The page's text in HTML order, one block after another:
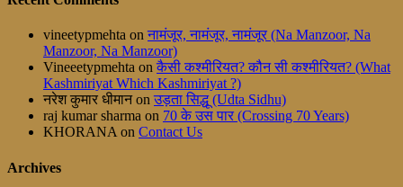
vineetypmehta on नामंजूर, नामंजूर, नामंजूर (Na Manzoor, Na
Manzoor, Na Manzoor)
Vineeetypmehta on कैसी कश्मीरियत? कौन सी कश्मीरियत? (What
Kashmiriyat Which Kashmiriyat ?)
नरेश कुमार धीमानon उड़ता सिद्धू (Udta Sidhu)
raj kumar sharma on 70 के उस पार (Crossing 70 Years)
KHORANA on Contact Us
Archives